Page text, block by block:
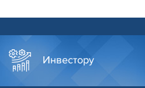
Инвестору